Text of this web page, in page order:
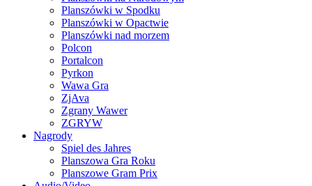
Planszówki w Spodku
Planszówki w Opactwie
Planszówki nad morzem
Polcon
Portalcon
Pyrkon
Wawa Gra
ZjAva
Zgrany Wawer
ZGRYW
Nagrody
Spiel des Jahres
Planszowa Gra Roku
Planszowe Gram Prix